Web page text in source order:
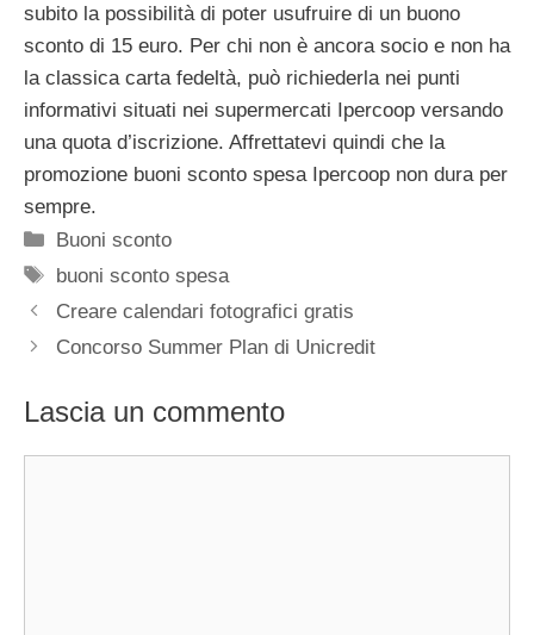
subito la possibilità di poter usufruire di un buono
sconto di 15 euro. Per chi non è ancora socio e non ha
la classica carta fedeltà, può richiederla nei punti
informativi situati nei supermercati Ipercoop versando
una quota d’iscrizione. Affrettatevi quindi che la
promozione buoni sconto spesa Ipercoop non dura per
sempre.
Categorie
Buoni sconto
Tag
buoni sconto spesa
Creare calendari fotografici gratis
Concorso Summer Plan di Unicredit
Lascia un commento